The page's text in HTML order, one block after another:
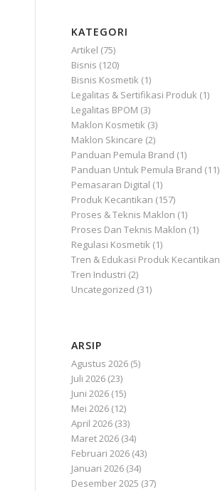
KATEGORI
Artikel (75)
Bisnis (120)
Bisnis Kosmetik (1)
Legalitas & Sertifikasi Produk (1)
Legalitas BPOM (3)
Maklon Kosmetik (3)
Maklon Skincare (2)
Panduan Pemula Brand (1)
Panduan Untuk Pemula Brand (11)
Pemasaran Digital (1)
Produk Kecantikan (157)
Proses & Teknis Maklon (1)
Proses Dan Teknis Maklon (1)
Regulasi Kosmetik (1)
Tren & Edukasi Produk Kecantikan
Tren Industri (2)
Uncategorized (31)
ARSIP
Agustus 2026 (5)
Juli 2026 (23)
Juni 2026 (15)
Mei 2026 (12)
April 2026 (33)
Maret 2026 (34)
Februari 2026 (43)
Januari 2026 (34)
Desember 2025 (37)